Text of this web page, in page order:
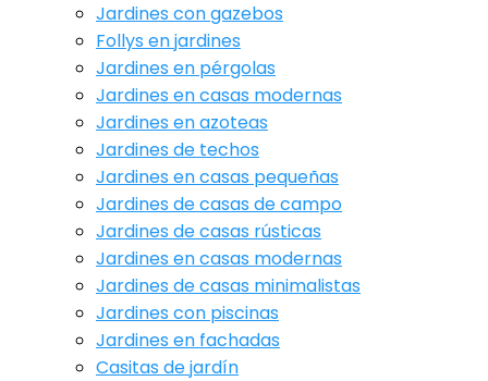
Jardines con gazebos
Follys en jardines
Jardines en pérgolas
Jardines en casas modernas
Jardines en azoteas
Jardines de techos
Jardines en casas pequeñas
Jardines de casas de campo
Jardines de casas rústicas
Jardines en casas modernas
Jardines de casas minimalistas
Jardines con piscinas
Jardines en fachadas
Casitas de jardín